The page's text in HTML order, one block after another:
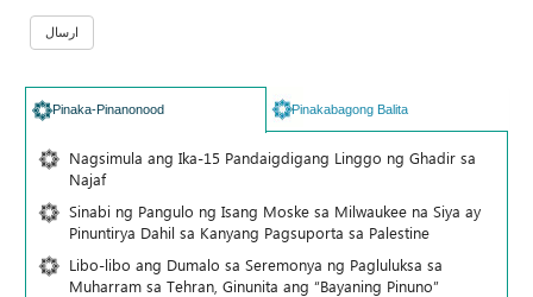
Pinaka-Pinanonood Pinakabagong Balita
Nagsimula ang Ika-15 Pandaigdigang Linggo ng Ghadir sa
Najaf
Sinabi ng Pangulo ng Isang Moske sa Milwaukee na Siya ay
Pinuntirya Dahil sa Kanyang Pagsuporta sa Palestine
Libo-libo ang Dumalo sa Seremonya ng Pagluluksa sa
Muharram sa Tehran, Ginunita ang “Bayaning Pinuno”